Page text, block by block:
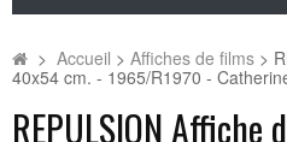
> Accueil > Affiches de films >
40x54 cm. - 1965/R1970 -
REPULSION